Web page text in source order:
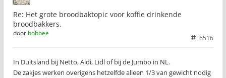
Re: Het grote broodbaktopic voor koffie drinkende
broodbakkers.
6516
door bobbee
In Duitsland bij Netto, Aldi, Lidl of bij de Jumbo in NL.
De zakjes werken overigens hetzelfde alleen 1/3 van gewicht nodig